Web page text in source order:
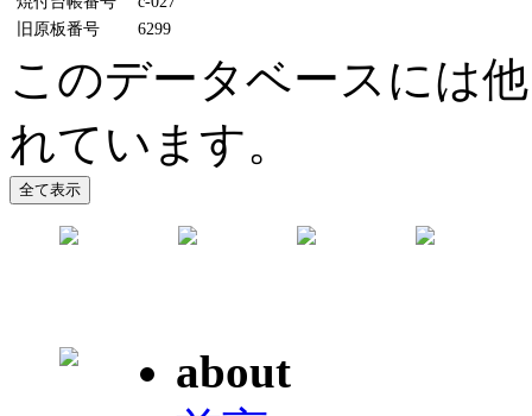
旧原板番号
6299
このデータベースには
れています。
about